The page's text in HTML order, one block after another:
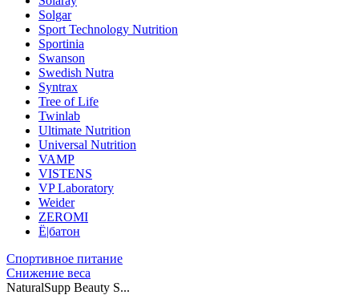
Solgar
Sport Technology Nutrition
Sportinia
Swanson
Swedish Nutra
Syntrax
Tree of Life
Twinlab
Ultimate Nutrition
Universal Nutrition
VAMP
VISTENS
VP Laboratory
Weider
ZEROMI
Ё|батон
Спортивное питание
Снижение веса
NaturalSupp Beauty S...